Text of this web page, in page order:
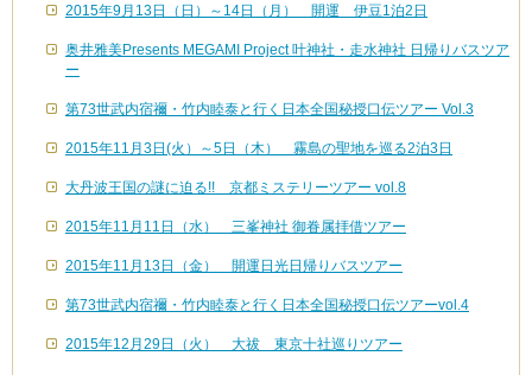
2015年9月13日（日）～14日（月） 開運 伊豆1泊2日
奥井雅美Presents MEGAMI Project 叶神社・走水神社 日帰りバスツア
ー
第73世武内宿禰・竹内睦泰と行く日本全国秘授口伝ツアー Vol.3
2015年11月3日(火）～5日（木） 霧島の聖地を巡る2泊3日
大丹波王国の謎に迫る!! 京都ミステリーツアー vol.8
2015年11月11日（水） 三峯神社 御眷属拝借ツアー
2015年11月13日（金） 開運日光日帰りバスツアー
第73世武内宿禰・竹内睦泰と行く日本全国秘授口伝ツアーvol.4
2015年12月29日（火） 大祓 東京十社巡りツアー